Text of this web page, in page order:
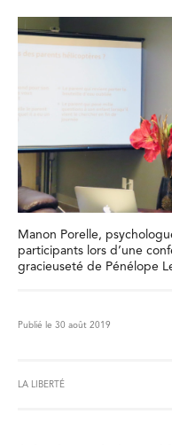
Manon Porelle,
participants lors d’une
gracieuseté de Pénélope
Publié le 30 août 2019
LA LIBERTÉ